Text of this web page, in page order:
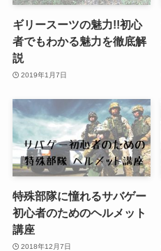
ギリースーツの魅力!!初心
者でもわかる魅力を徹底解
説
2019年1月7日
特殊部隊に憧れるサバゲー
初心者のためのヘルメット
講座
2018年12月7日